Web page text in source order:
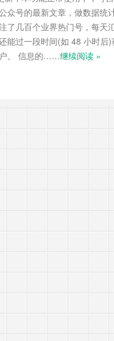
众号的最新文章，做数据统
了几百个业界热门号，每天
能过一段时间(如 48 小时后
。 信息的……继续阅读 »